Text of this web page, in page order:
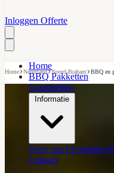
Inloggen Offerte
Home
BBQ Pakketten
Gourmetten
Informatie
Over ons Ervaringen
Contact
Home›Nederland›Noord-Brabant›BBQ en